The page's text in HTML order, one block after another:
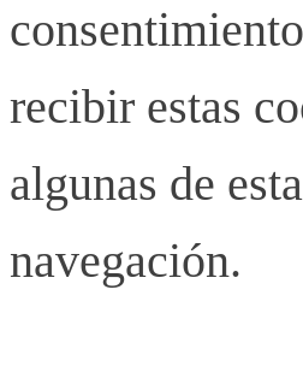
recibir estas
algunas de
navegación.